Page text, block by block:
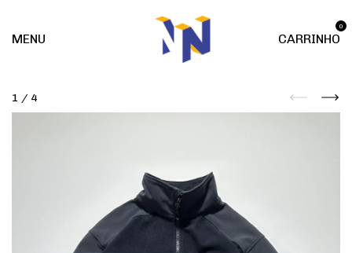
MENU CARRINHO
0
1 / 4